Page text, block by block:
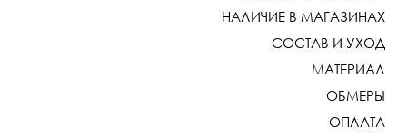
НАЛИЧИЕ В МАГАЗИНАХ
СОСТАВ И УХОД
МАТЕРИАЛ
ОБМЕРЫ
ОПЛАТА